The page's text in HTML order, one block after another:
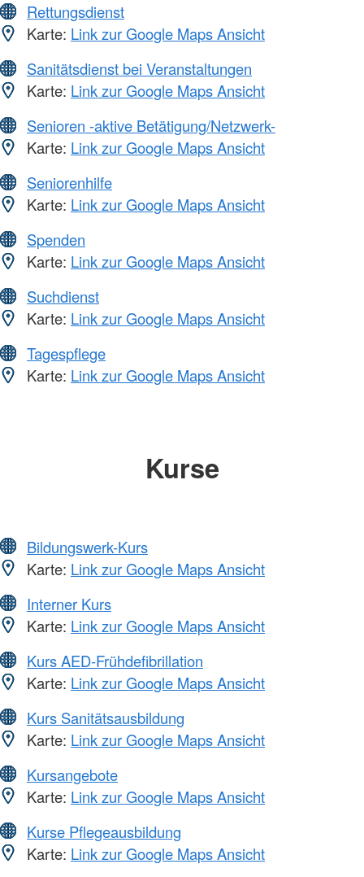
Rettungsdienst
Karte: Link zur Google Maps Ansicht
Sanitätsdienst bei Veranstaltungen
Karte: Link zur Google Maps Ansicht
Senioren -aktive Betätigung/Netzwerk-
Karte: Link zur Google Maps Ansicht
Seniorenhilfe
Karte: Link zur Google Maps Ansicht
Spenden
Karte: Link zur Google Maps Ansicht
Suchdienst
Karte: Link zur Google Maps Ansicht
Tagespflege
Karte: Link zur Google Maps Ansicht
Kurse
Bildungswerk-Kurs
Karte: Link zur Google Maps Ansicht
Interner Kurs
Karte: Link zur Google Maps Ansicht
Kurs AED-Frühdefibrillation
Karte: Link zur Google Maps Ansicht
Kurs Sanitätsausbildung
Karte: Link zur Google Maps Ansicht
Kursangebote
Karte: Link zur Google Maps Ansicht
Kurse Pflegeausbildung
Karte: Link zur Google Maps Ansicht